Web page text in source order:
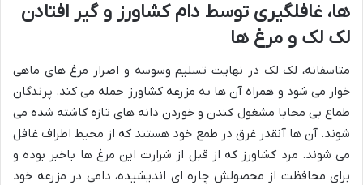
ها، غافلگیری توسط دام کشاورز و گیر افتادن
لک لک و مرغ ها
متاسفانه، لک لک در نهایت تسلیم وسوسه و اصرار مرغ های ماهی
خوار می شود و همراه آن ها به مزرعه کشاورز حمله می کند. پرندگان
طماع بی محابا مشغول کندن و خوردن دانه های تازه کاشته شده می
شوند. آن ها آنقدر غرق در طمع خود هستند که از محیط اطراف غافل
می شوند. مرد کشاورز که از قبل از شرارت این مرغ ها باخبر بوده و
برای محافظت از محصولش چاره ای اندیشیده، دامی در مزرعه خود